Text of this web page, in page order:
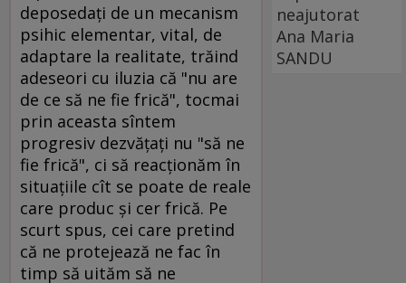
deposedaţi de un mecanism
psihic elementar, vital, de
adaptare la realitate, trăind
adeseori cu iluzia că "nu are
de ce să ne fie frică", tocmai
prin aceasta sîntem
progresiv dezvăţaţi nu "să ne
fie frică", ci să reacţionăm în
situaţiile cît se poate de reale
care produc şi cer frică. Pe
scurt spus, cei care pretind
că ne protejează ne fac în
timp să uităm să ne
neajutorat
Ana Maria
SANDU